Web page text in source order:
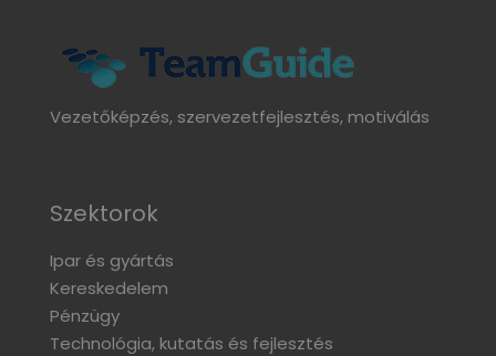
Vezetőképzés, szervezetfejlesztés, motiválás
Szektorok
Ipar és gyártás
Kereskedelem
Pénzügy
Technológia, kutatás és fejlesztés